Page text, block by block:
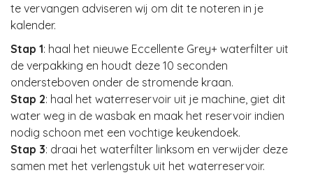
te vervangen adviseren wij om dit te noteren in je
kalender.
Stap 1: haal het nieuwe Eccellente Grey+ waterfilter uit
de verpakking en houdt deze 10 seconden
ondersteboven onder de stromende kraan.
Stap 2: haal het waterreservoir uit je machine, giet dit
water weg in de wasbak en maak het reservoir indien
nodig schoon met een vochtige keukendoek.
Stap 3: draai het waterfilter linksom en verwijder deze
samen met het verlengstuk uit het waterreservoir.